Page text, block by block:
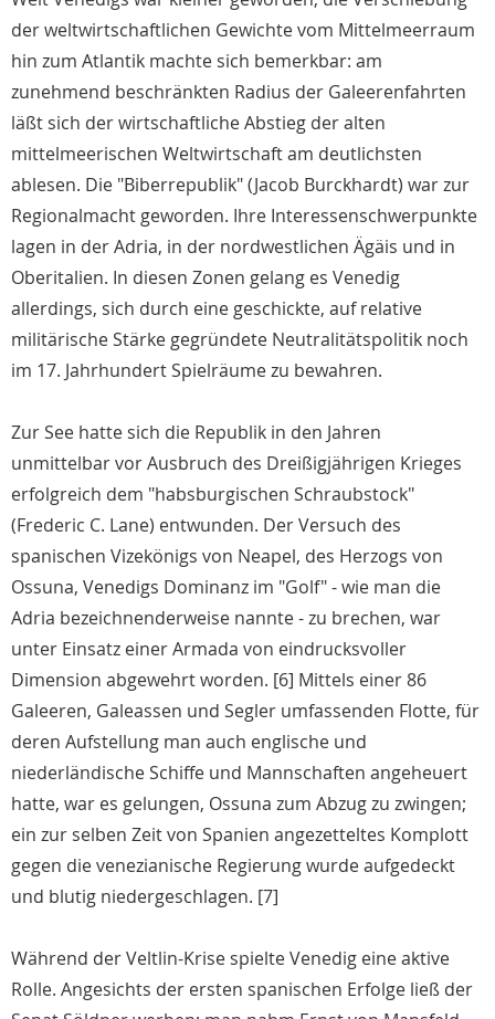
der weltwirtschaftlichen Gewichte vom Mittelmeerraum
hin zum Atlantik machte sich bemerkbar: am
zunehmend beschränkten Radius der Galeerenfahrten
läßt sich der wirtschaftliche Abstieg der alten
mittelmeerischen Weltwirtschaft am deutlichsten
ablesen. Die "Biberrepublik" (Jacob Burckhardt) war zur
Regionalmacht geworden. Ihre Interessenschwerpunkte
lagen in der Adria, in der nordwestlichen Ägäis und in
Oberitalien. In diesen Zonen gelang es Venedig
allerdings, sich durch eine geschickte, auf relative
militärische Stärke gegründete Neutralitätspolitik noch
im 17. Jahrhundert Spielräume zu bewahren.
Zur See hatte sich die Republik in den Jahren
unmittelbar vor Ausbruch des Dreißigjährigen Krieges
erfolgreich dem "habsburgischen Schraubstock"
(Frederic C. Lane) entwunden. Der Versuch des
spanischen Vizekönigs von Neapel, des Herzogs von
Ossuna, Venedigs Dominanz im "Golf" - wie man die
Adria bezeichnenderweise nannte - zu brechen, war
unter Einsatz einer Armada von eindrucksvoller
Dimension abgewehrt worden. [6] Mittels einer 86
Galeeren, Galeassen und Segler umfassenden Flotte, für
deren Aufstellung man auch englische und
niederländische Schiffe und Mannschaften angeheuert
hatte, war es gelungen, Ossuna zum Abzug zu zwingen;
ein zur selben Zeit von Spanien angezetteltes Komplott
gegen die venezianische Regierung wurde aufgedeckt
und blutig niedergeschlagen. [7]
Während der Veltlin-Krise spielte Venedig eine aktive
Rolle. Angesichts der ersten spanischen Erfolge ließ der